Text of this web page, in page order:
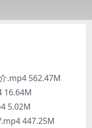
.mp4 562.47M
16.64M
5.02M
447.25M